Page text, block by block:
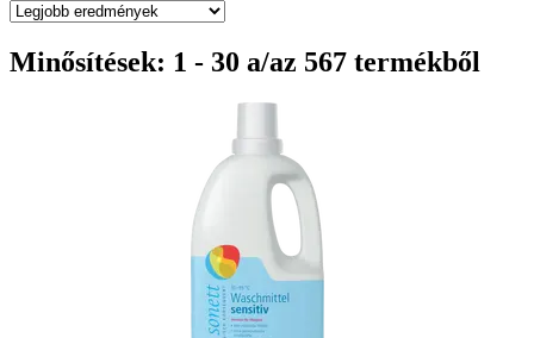
Minősítések: 1 - 30 a/az 567 termékből